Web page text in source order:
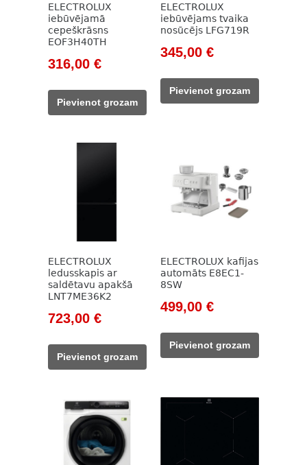
ELECTROLUX
iebūvējamā
cepeškrāsns
EOF3H40TH
Original
was:
432,00 €.
316,00 €Current
316,00 €.
Pievienot grozam
ELECTROLUX
iebūvējams tvaika
nosūcējs LFG719R
Original
was:
473,00 €.
345,00 €Current
345,00 €.
Pievienot grozam
ELECTROLUX
ledusskapis ar
saldētavu apakšā
LNT7ME36K2
Original
was:
987,00 €.
723,00 €Current
723,00 €.
Pievienot grozam
ELECTROLUX kafijas
automāts E8EC1-
8SW
Original
was:
838,00 €.
499,00 €Current
499,00 €.
Pievienot grozam